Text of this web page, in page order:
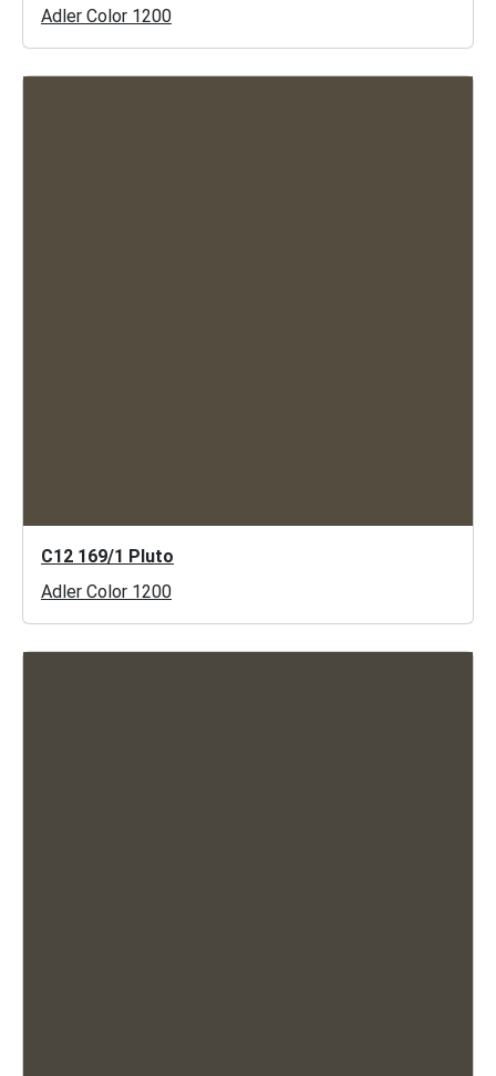
Adler Color 1200
C12 169/1 Pluto
Adler Color 1200